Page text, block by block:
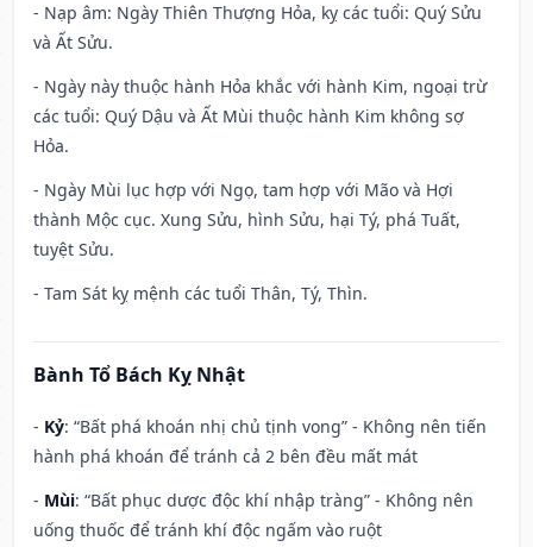
- Nạp âm: Ngày Thiên Thượng Hỏa, kỵ các tuổi: Quý Sửu
và Ất Sửu.
- Ngày này thuộc hành Hỏa khắc với hành Kim, ngoại trừ
các tuổi: Quý Dậu và Ất Mùi thuộc hành Kim không sợ
Hỏa.
- Ngày Mùi lục hợp với Ngọ, tam hợp với Mão và Hợi
thành Mộc cục. Xung Sửu, hình Sửu, hại Tý, phá Tuất,
tuyệt Sửu.
- Tam Sát kỵ mệnh các tuổi Thân, Tý, Thìn.
Bành Tổ Bách Kỵ Nhật
- Kỷ: “Bất phá khoán nhị chủ tịnh vong” - Không nên tiến
hành phá khoán để tránh cả 2 bên đều mất mát
- Mùi: “Bất phục dược độc khí nhập tràng” - Không nên
uống thuốc để tránh khí độc ngấm vào ruột